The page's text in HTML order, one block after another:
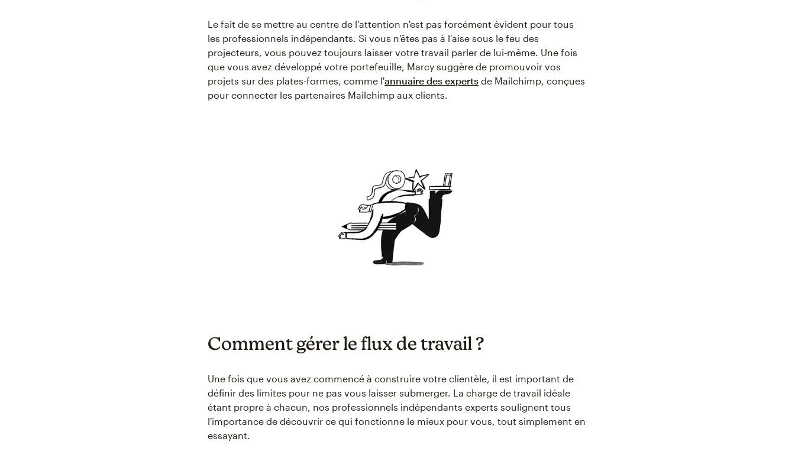
Le fait de se mettre au centre de l'attention n'est pas forcément évident pour tous
les professionnels indépendants. Si vous n'êtes pas à l'aise sous le feu des
projecteurs, vous pouvez toujours laisser votre travail parler de lui-même. Une fois
que vous avez développé votre portefeuille, Marcy suggère de promouvoir vos
projets sur des plates-formes, comme l'annuaire des experts de Mailchimp, conçues
pour connecter les partenaires Mailchimp aux clients.
Comment gérer le flux de travail ?
Une fois que vous avez commencé à construire votre clientèle, il est important de
définir des limites pour ne pas vous laisser submerger. La charge de travail idéale
étant propre à chacun, nos professionnels indépendants experts soulignent tous
l'importance de découvrir ce qui fonctionne le mieux pour vous, tout simplement en
essayant.